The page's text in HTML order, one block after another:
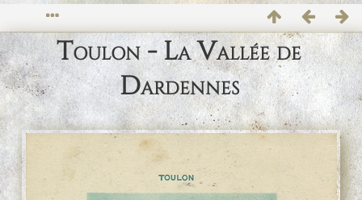
Toulon - La Vallée de
Dardennes